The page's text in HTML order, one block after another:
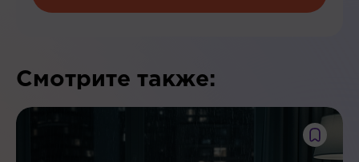
Смотрите также: